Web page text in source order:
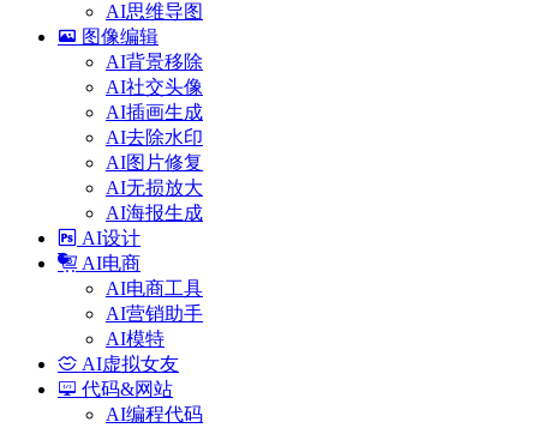
AI思维导图
图像编辑
AI背景移除
AI社交头像
AI插画生成
AI去除水印
AI图片修复
AI无损放大
AI海报生成
AI设计
AI电商
AI电商工具
AI营销助手
AI模特
AI虚拟女友
代码&网站
AI编程代码